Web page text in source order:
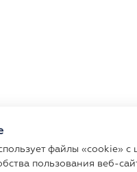
файлы «cookie» с
пользования веб-